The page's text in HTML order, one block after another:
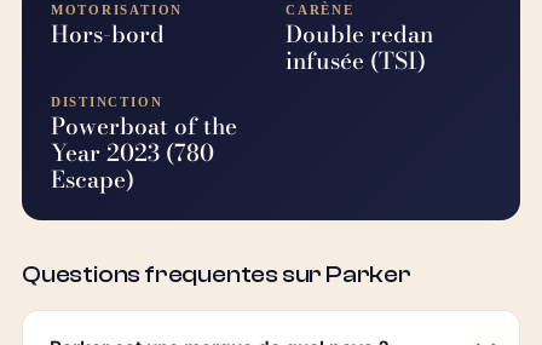
MOTORISATION
Hors-bord
CARÈNE
Double redan
infusée (TSI)
DISTINCTION
Powerboat of the
Year 2023 (780
Escape)
Questions frequentes sur Parker